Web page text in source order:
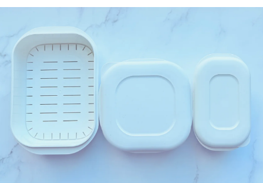
イベント・グッズ
YouTube
会社情報